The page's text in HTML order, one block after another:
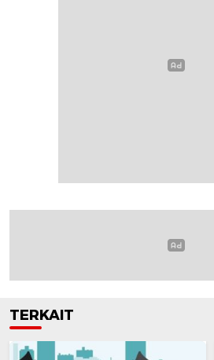
TERKAIT